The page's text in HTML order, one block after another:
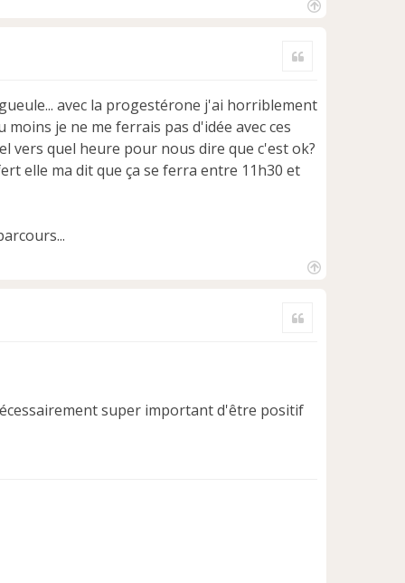
avec la progestérone j'ai horriblement
je ne me ferrais pas d'idée avec ces
vers quel heure pour nous dire que c'est ok?
elle ma dit que ça se ferra entre 11h30 et
super important d'être positif